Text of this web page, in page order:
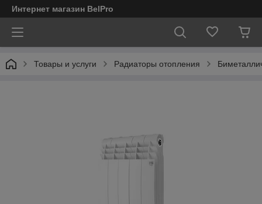
Интернет магазин BelPro
Товары и услуги Радиаторы отопления